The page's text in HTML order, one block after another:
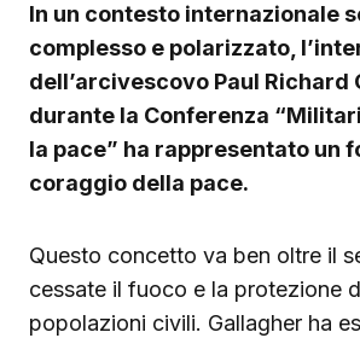
In un contesto internazionale
complesso e polarizzato,
dell’arcivescovo Paul Richard
durante la Conferenza
la pace” ha rappresentato un
coraggio della pace.
Questo concetto va ben oltre il
cessate il fuoco e la protezione
popolazioni civili. Gallagher ha